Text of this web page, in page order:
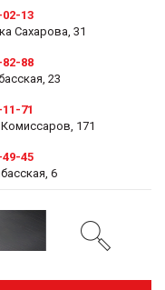
02-13
Сахарова, 31
82-88
23
71
Комиссаров, 171
49-45
6